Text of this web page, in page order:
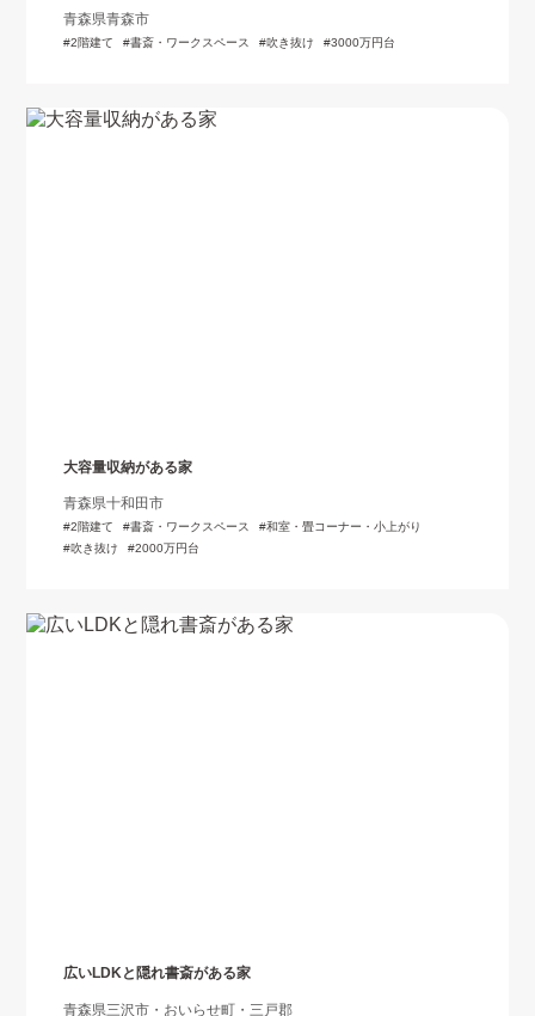
青森県青森市
2階建て 書斎・ワークスペース 吹き抜け 3000万円台
大容量収納がある家
青森県十和田市
2階建て 書斎・ワークスペース
和室・畳コーナー・小上がり
吹き抜け
2000万円台
広いLDKと隠れ書斎がある家
青森県三沢市・おいらせ町・三戸郡